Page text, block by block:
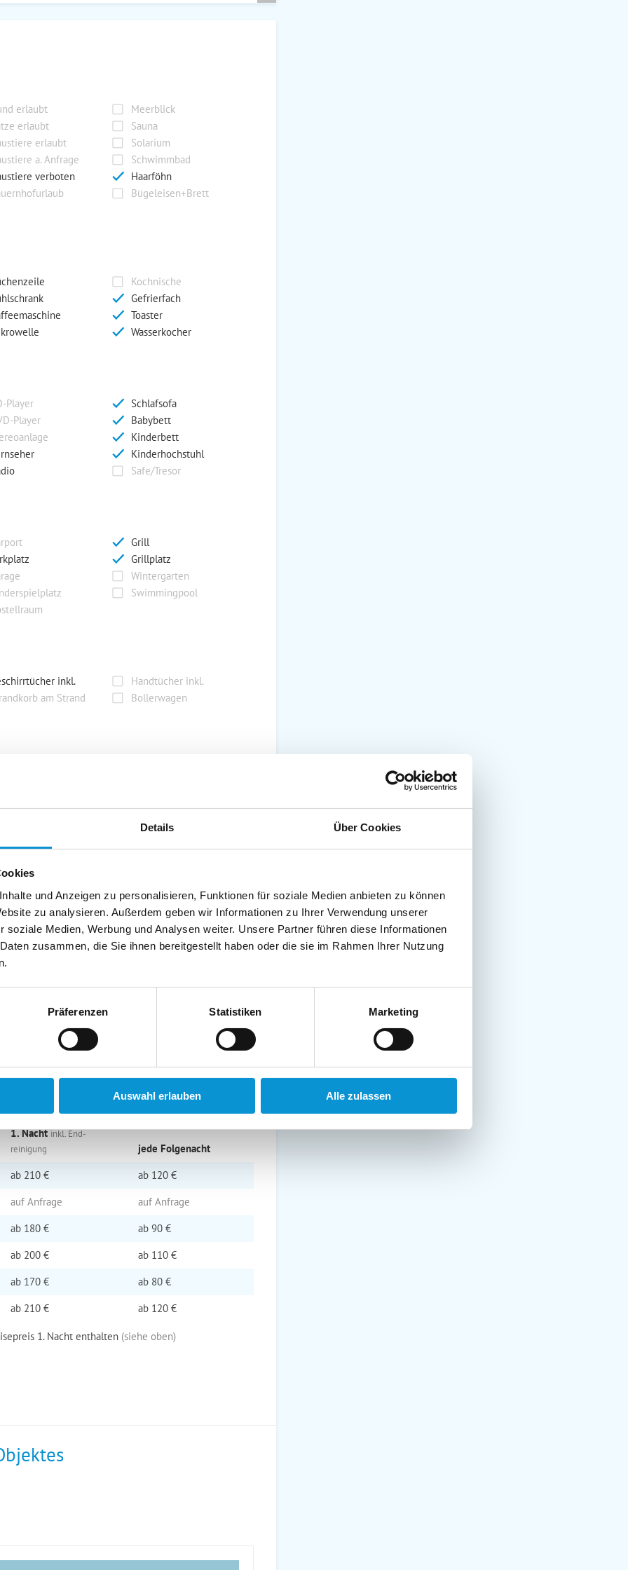
Details Über Cookies
und Anzeigen zu personalisieren, Funktionen für soziale Medien anbieten zu können
zu analysieren. Außerdem geben wir Informationen zu Ihrer Verwendung unserer
soziale Medien, Werbung und Analysen weiter. Unsere Partner führen diese Informationen
zusammen, die Sie ihnen bereitgestellt haben oder die sie im Rahmen Ihrer Nutzung
Präferenzen Statistiken Marketing
Auswahl erlauben Alle zulassen
erlaubt
Meerblick
erlaubt
Sauna
erlaubt
Solarium
a. Anfrage
Schwimmbad
verboten
Haarföhn
Bügeleisen+Brett
Kochnische
Gefrierfach
Toaster
Wasserkocher
Player
Schlafsofa
Player
Babybett
Kinderbett
Kinderhochstuhl
Safe/Tresor
Grill
Grillplatz
Wintergarten
Swimmingpool
inkl.
Handtücher inkl.
am Strand
Bollerwagen
ausreichendem Interesse!
Marina im Ferienhaus Käthe
Veranda mit Schlafcouch und TV,
das Bad verfügt über eine Badewanne
1. Nacht inkl. End­
reinigung
jede Folge­nacht
ab 210 € ab 120 €
auf Anfrage
auf Anfrage
ab 180 € ab 90 €
ab 200 € ab 110 €
ab 170 € ab 80 €
ab 210 € ab 120 €
1. Nacht enthalten (siehe oben)